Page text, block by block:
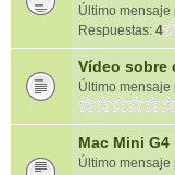
Último mensaje
Respuestas: 4
Vídeo sobre
Último mensaje
Mac Mini G4
Último mensaje